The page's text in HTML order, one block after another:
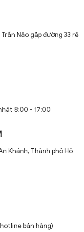
4447A
4447A
Não gặp đường 33 rẽ
8:00 - 17:00
Khánh, Thành phố Hồ
bán hàng)